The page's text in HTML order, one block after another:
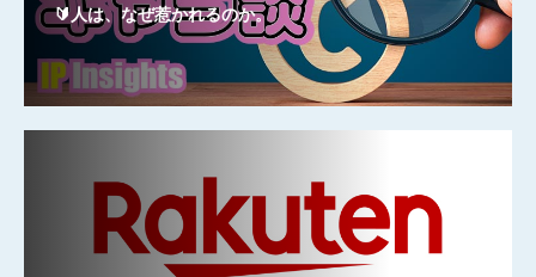
🔰人は、なぜ惹かれるのか。